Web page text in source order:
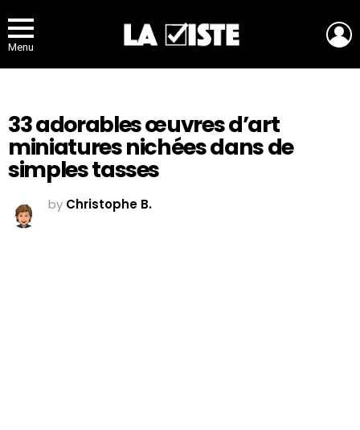
Menu
33 adorables œuvres d’art
miniatures nichées dans de
simples tasses
by Christophe B.